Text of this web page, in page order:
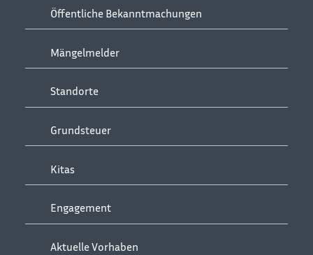
Öffentliche Bekanntmachungen
Mängelmelder
Standorte
Grundsteuer
Kitas
Engagement
Aktuelle Vorhaben